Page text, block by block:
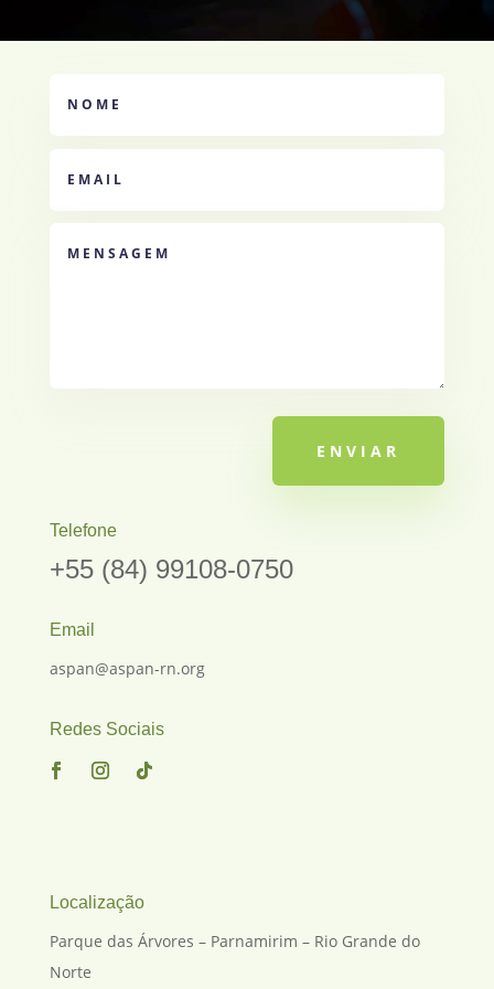
ENVIAR
Telefone
+55 (84) 99108-0750
Email
aspan@aspan-rn.org
Redes Sociais
Localização
Parque das Árvores – Parnamirim – Rio Grande do
Norte